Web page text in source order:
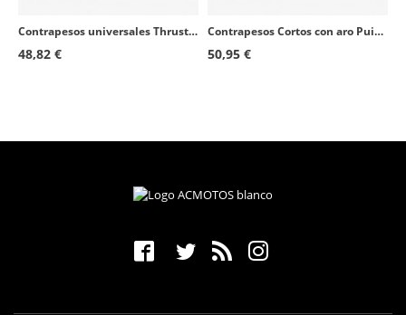
Contrapesos universales Thruster 9411N+9420N Puig color Negro
48,82 €
Contrapesos Cortos con aro Puig Negro
50,95 €